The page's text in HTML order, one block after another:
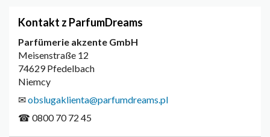
Kontakt z ParfumDreams
Parfümerie akzente GmbH
Meisenstraße 12
74629 Pfedelbach
Niemcy
✉obslugaklienta@parfumdreams.pl
☎ 0800 70 72 45